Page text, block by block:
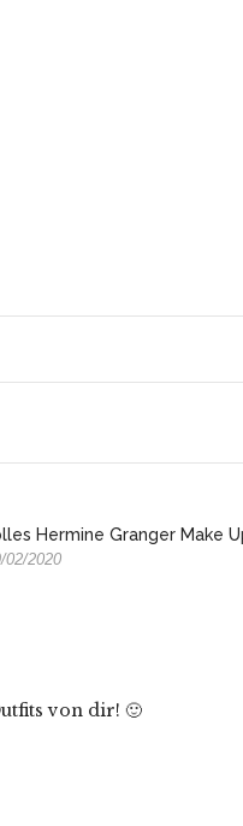
Hermine Granger Make
02/2020
von dir! 🙂